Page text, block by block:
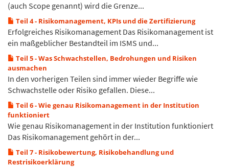
(auch Scope genannt) wird die Grenze...
Teil 4 - Risikomanagement, KPIs und die Zertifizierung
Erfolgreiches Risikomanagement Das Risikomanagement ist
ein maßgeblicher Bestandteil im ISMS und...
Teil 5 - Was Schwachstellen, Bedrohungen und Risiken
ausmachen
In den vorherigen Teilen sind immer wieder Begriffe wie
Schwachstelle oder Risiko gefallen. Diese...
Teil 6 - Wie genau Risikomanagement in der Institution
funktioniert
Wie genau Risikomanagement in der Institution funktioniert
Das Risikomanagement gehört in der...
Teil 7 - Risikobewertung, Risikobehandlung und
Restrisikoerklärung